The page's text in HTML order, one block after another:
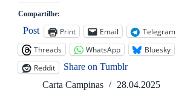
Compartilhe:
Post Print Email
Telegram
Threads
WhatsApp
Bluesky
Reddit
Share on Tumblr
Carta Campinas
28.04.2025